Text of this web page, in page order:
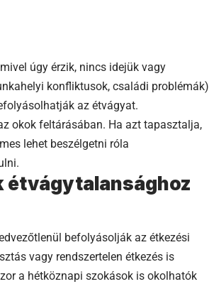
úgy érzik, nincs idejük vagy
konfliktusok, családi problémák)
az étvágyat.
okok feltárásában. Ha azt tapasztalja,
lehet beszélgetni róla
étvágytalansághoz
befolyásolják az étkezési
vagy rendszertelen étkezés is
a hétköznapi szokások is okolhatók